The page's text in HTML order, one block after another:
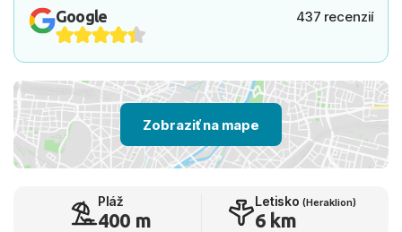
Google 437 recenzií
Zobraziť na mape
Pláž
400 m
Letisko (Heraklion)
6 km